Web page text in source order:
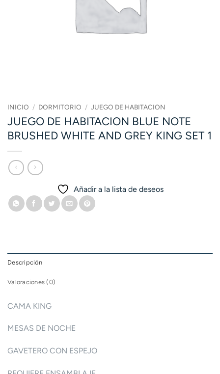
INICIO / DORMITORIO / JUEGO DE HABITACION
JUEGO DE HABITACION BLUE NOTE
BRUSHED WHITE AND GREY KING SET 1
Añadir a la lista de deseos
Descripción
Valoraciones (0)
CAMA KING
MESAS DE NOCHE
GAVETERO CON ESPEJO